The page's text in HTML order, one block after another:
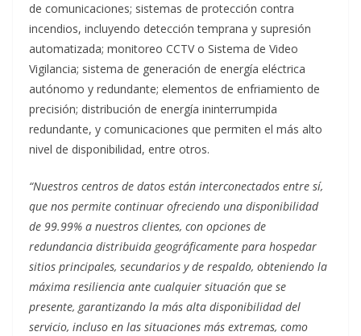
de comunicaciones; sistemas de protección contra
incendios, incluyendo detección temprana y supresión
automatizada; monitoreo CCTV o Sistema de Video
Vigilancia; sistema de generación de energía eléctrica
autónomo y redundante; elementos de enfriamiento de
precisión; distribución de energía ininterrumpida
redundante, y comunicaciones que permiten el más alto
nivel de disponibilidad, entre otros.
“Nuestros centros de datos están interconectados entre sí,
que nos permite continuar ofreciendo una disponibilidad
de 99.99% a nuestros clientes, con opciones de
redundancia distribuida geográficamente para hospedar
sitios principales, secundarios y de respaldo, obteniendo la
máxima resiliencia ante cualquier situación que se
presente, garantizando la más alta disponibilidad del
servicio, incluso en las situaciones más extremas, como